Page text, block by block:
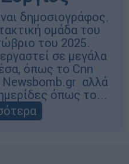
δημοσιογράφος.
ομάδα του
του 2025.
σε μεγάλα
όπως το Cnn
Newsbomb.gr αλλά
όπως το...